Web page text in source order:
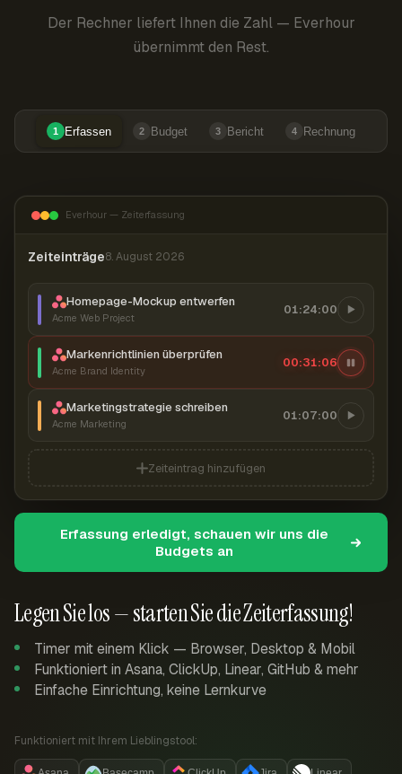
Der Rechner liefert Ihnen die Zahl — Everhour
übernimmt den Rest.
1 Erfassen 2 Budget 3 Bericht 4 Rechnung
Legen Sie los — starten Sie die Zeiterfassung!
Timer mit einem Klick — Browser, Desktop & Mobil
Funktioniert in Asana, ClickUp, Linear, GitHub & mehr
Einfache Einrichtung, keine Lernkurve
Funktioniert mit Ihrem Lieblingstool:
Everhour — Zeiterfassung
Zeiteinträge8. August 2026
Homepage-Mockup entwerfen
Acme Web Project
01:24:00
Markenrichtlinien überprüfen
Acme Brand Identity
00:31:07
Marketingstrategie schreiben
Acme Marketing
01:07:00
Zeiteintrag hinzufügen
Erfassung erledigt, schauen wir uns die
Budgets an